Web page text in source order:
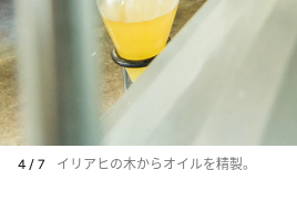
4 / 7 イリアヒの木からオイルを精製。